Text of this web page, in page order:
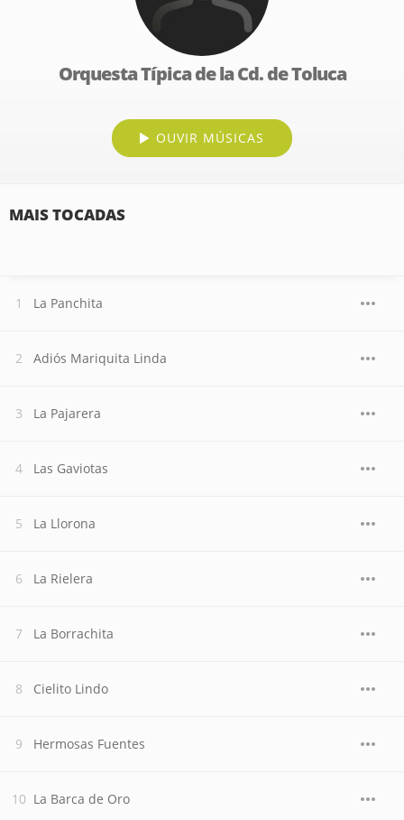
Orquesta Típica de la Cd. de Toluca
OUVIR MÚSICAS
MAIS TOCADAS
La Panchita
Adiós Mariquita Linda
La Pajarera
Las Gaviotas
La Llorona
La Rielera
La Borrachita
Cielito Lindo
Hermosas Fuentes
La Barca de Oro